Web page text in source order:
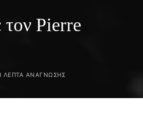
τον Pierre
ΛΕΠΤΑ ΑΝΆΓΝΩΣΗΣ